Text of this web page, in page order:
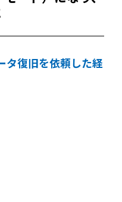
タ復旧を依頼した経